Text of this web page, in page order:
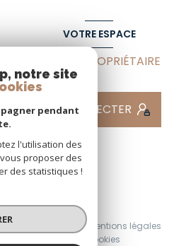
VOTRE ESPACE
ESPACE PROPRIÉTAIRE
SE CONNECTER
droits réservés
partenaires
Mentions légales
Cookies
notre site
pendant
l'utilisation des
proposer des
des statistiques !